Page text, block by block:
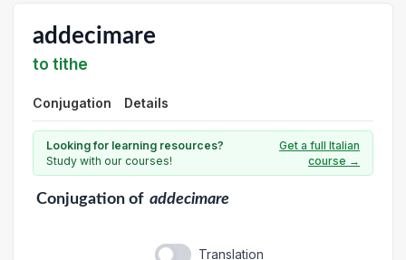
addecimare
to tithe
Conjugation Details
Looking for learning resources?
Study with our courses!
Get a full Italian
course →
Conjugationof addecimare
Translation